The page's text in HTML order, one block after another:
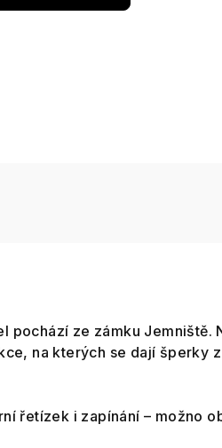
pochází ze zámku
na kterých se dají šperky
řetízek i zapínání – možno